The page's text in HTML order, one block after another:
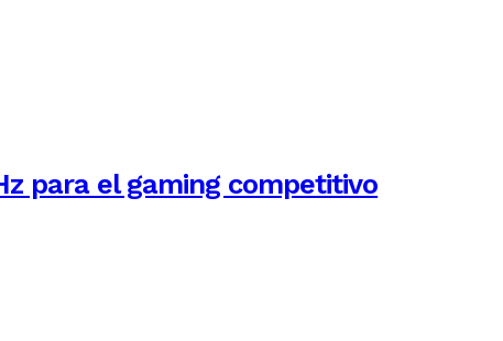
para el gaming competitivo